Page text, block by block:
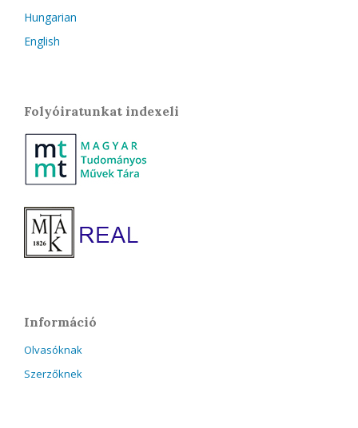
Hungarian
English
Folyóiratunkat indexeli
Információ
Olvasóknak
Szerzőknek